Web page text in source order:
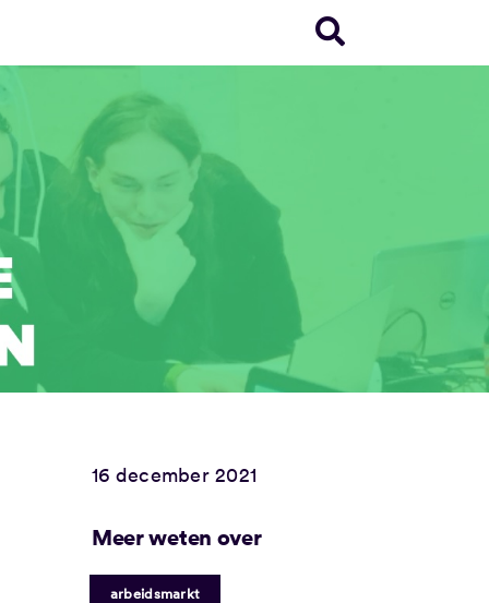
16 december 2021
Meer weten over
arbeidsmarkt